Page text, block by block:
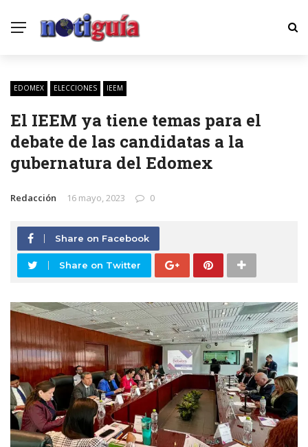
EDOMEX ELECCIONES IEEM
El IEEM ya tiene temas para el
debate de las candidatas a la
gubernatura del Edomex
Redacción 16 mayo, 2023 0
Share on Facebook
Share on Twitter